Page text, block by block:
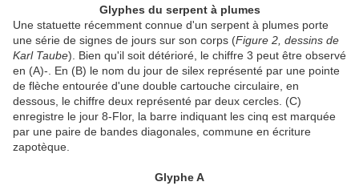
Glyphes du serpent à plumes
Une statuette récemment connue d'un serpent à plumes porte
une série de signes de jours sur son corps (Figure 2, dessins de
Karl Taube). Bien qu'il soit détérioré, le chiffre 3 peut être observé
en (A)-. En (B) le nom du jour de silex représenté par une pointe
de flèche entourée d'une double cartouche circulaire, en
dessous, le chiffre deux représenté par deux cercles. (C)
enregistre le jour 8-Flor, la barre indiquant les cinq est marquée
par une paire de bandes diagonales, commune en écriture
zapotèque.
Glyphe A